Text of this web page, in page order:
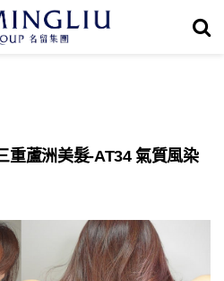
重蘆洲美髮-AT34 氣質風染